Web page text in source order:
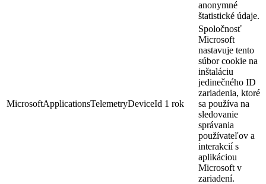
anonymné
štatistické údaje.
MicrosoftApplicationsTelemetryDeviceId 1 rok
Spoločnosť
Microsoft
nastavuje tento
súbor cookie na
inštaláciu
jedinečného ID
zariadenia, ktoré
sa používa na
sledovanie
správania
používateľov a
interakcií s
aplikáciou
Microsoft v
zariadení.